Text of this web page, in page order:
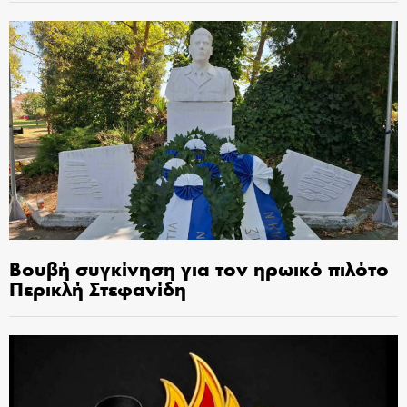
Βουβή συγκίνηση για τον ηρωικό πιλότο
Περικλή Στεφανίδη